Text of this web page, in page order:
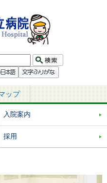
ップ
入院案内
採用